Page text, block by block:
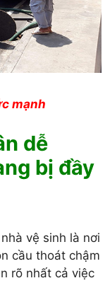
mạnh
dễ
bị đầy
vệ sinh là nơi
cầu thoát chậm
rõ nhất cả việc